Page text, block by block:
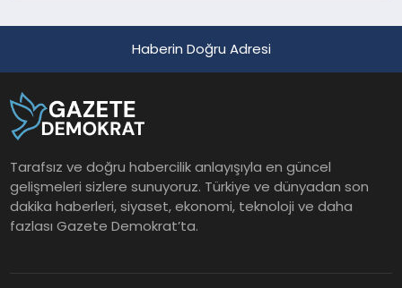
Haberin Doğru Adresi
Tarafsız ve doğru habercilik anlayışıyla en güncel
gelişmeleri sizlere sunuyoruz. Türkiye ve dünyadan son
dakika haberleri, siyaset, ekonomi, teknoloji ve daha
fazlası Gazete Demokrat’ta.